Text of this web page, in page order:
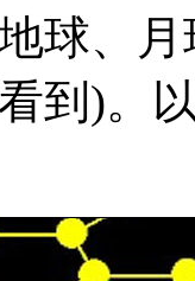
球、
到)。